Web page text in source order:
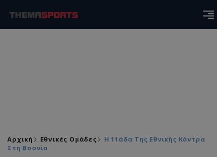
Αρχική Εθνικές Ομάδες
Η 11άδα Της Εθνικής Κόντρα
Στη Βοσνία